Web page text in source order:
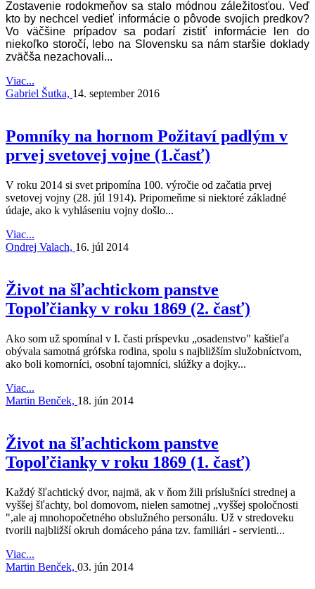
Zostavenie rodokmeňov sa stalo módnou záležitosťou. Veď
kto by nechcel vedieť informácie o pôvode svojich predkov?
Vo väčšine prípadov sa podarí zistiť informácie len do
niekoľko storočí, lebo na Slovensku sa nám staršie doklady
zväčša nezachovali...
Viac...
Gabriel Šutka, 14. september 2016
Pomníky na hornom Požitaví padlým v
prvej svetovej vojne (1.časť)
V roku 2014 si svet pripomína 100. výročie od začatia prvej
svetovej vojny (28. júl 1914). Pripomeňme si niektoré základné
údaje, ako k vyhláseniu vojny došlo...
Viac...
Ondrej Valach, 16. júl 2014
Život na šľachtickom panstve
Topoľčianky v roku 1869 (2. časť)
Ako som už spomínal v I. časti príspevku „osadenstvo" kaštieľa
obývala samotná grófska rodina, spolu s najbližším služobníctvom,
ako boli komorníci, osobní tajomníci, slúžky a dojky...
Viac...
Martin Benček, 18. jún 2014
Život na šľachtickom panstve
Topoľčianky v roku 1869 (1. časť)
Každý šľachtický dvor, najmä, ak v ňom žili príslušníci strednej a
vyššej šľachty, bol domovom, nielen samotnej „vyššej spoločnosti
",ale aj mnohopočetného obslužného personálu. Už v stredoveku
tvorili najbližší okruh domáceho pána tzv. familiári - servienti...
Viac...
Martin Benček, 03. jún 2014